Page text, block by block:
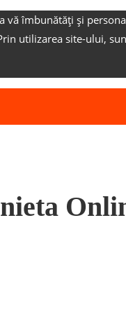
vă îmbunătăți și
utilizarea site-ului,